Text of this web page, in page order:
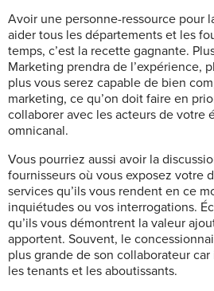
Avoir une personne-ressource pour
aider tous les départements et les
temps, c’est la recette gagnante.
Marketing prendra de l’expérience,
plus vous serez capable de bien
marketing, ce qu’on doit faire en
collaborer avec les acteurs de votre
omnicanal.
Vous pourriez aussi avoir la
fournisseurs où vous exposez votre
services qu’ils vous rendent en ce
inquiétudes ou vos interrogations.
qu’ils vous démontrent la valeur
apportent. Souvent, le
plus grande de son collaborateur
les tenants et les aboutissants.